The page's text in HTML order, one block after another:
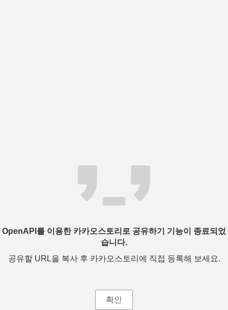
OpenAPI를 이용한 카카오스토리로 공유하기 기능이 종료되었
습니다.
공유할 URL을 복사 후 카카오스토리에 직접 등록해 보세요.
확인